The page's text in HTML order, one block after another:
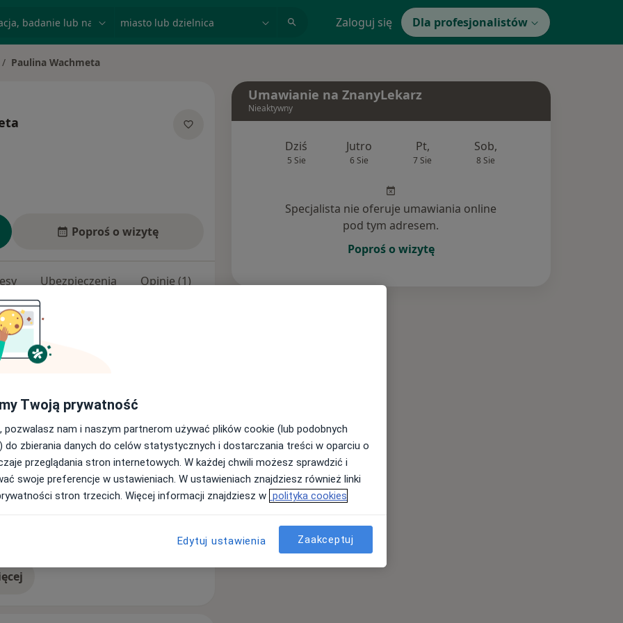
Zaloguj się Dla profesjonalistów
miasto
Paulina Wachmeta
Poproś o wizytę
Ubezpieczenia Opinie (1)
Fizjoterapii, absolwentką
Doświadczenie zawodowe
pracuję z pacjentami
przeprowadzam
pourazowymi, jak i z przewlekłymi
Stawiam na rozwój, dlatego
zwłaszcza w zakresie
Metody współpracy zawsze
konkretnej osoby.
a11y_sr_more_diseases
Umawianie na ZnanyLekarz
Nieaktywny
Dziś
5 Sie
Jutro
6 Sie
Pt,
7 Sie
Sob,
8 Sie
Specjalista nie oferuje umawiania online
pod tym adresem.
Poproś o wizytę
Twoją prywatność
pozwalasz nam i naszym partnerom używać plików cookie (lub podobnych
do zbierania danych do celów statystycznych i dostarczania treści w oparciu o
przeglądania stron internetowych. W każdej chwili możesz sprawdzić i
swoje preferencje w ustawieniach. W ustawieniach znajdziesz również linki
stron trzecich. Więcej informacji znajdziesz w polityka cookies
Edytuj ustawienia Zaakceptuj